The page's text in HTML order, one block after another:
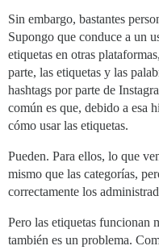
Sin embargo, bastantes
Supongo que conduce a un
etiquetas en otras
parte, las etiquetas y las
hashtags por parte de
común es que, debido a esa
cómo usar las etiquetas.
Pueden. Para ellos, lo que
mismo que las categorías,
correctamente los
Pero las etiquetas funcionan
también es un problema.